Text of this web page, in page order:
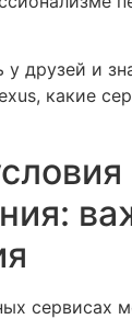
у друзей и
какие
сервисах